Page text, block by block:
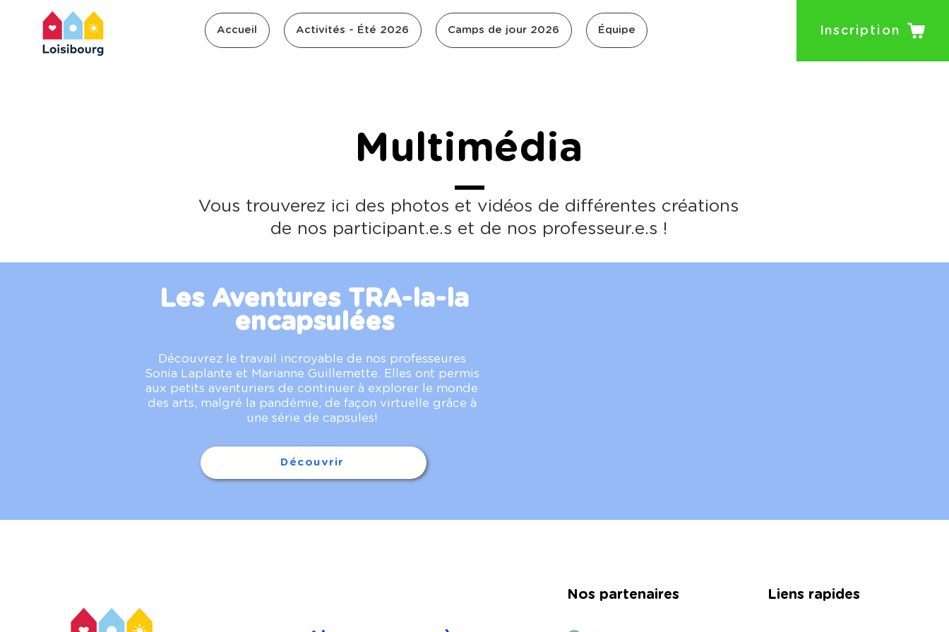
Accueil Activités - Été 2026 Camps de jour 2026 Équipe Inscription
Multimédia
Vous trouverez ici des photos et vidéos de différentes créations
de nos participant.e.s et de nos professeur.e.s !
Les Aventures TRA-la-la
encapsulées
Découvrez le travail incroyable de nos professeures
Sonia Laplante et Marianne Guillemette. Elles ont permis
aux petits aventuriers de continuer à explorer le monde
des arts, malgré la pandémie, de façon virtuelle grâce à
une série de capsules!
Découvrir
Nos partenaires Liens rapides